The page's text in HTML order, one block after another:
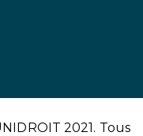
2021. Tous